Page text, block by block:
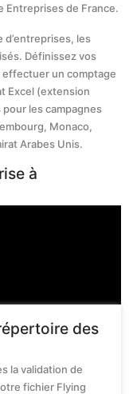
Entreprises de France.
d’entreprises, les
Définissez vos
un comptage
Excel (extension
les campagnes
Monaco,
Arabes Unis.
à
des
la validation de
fichier Flying